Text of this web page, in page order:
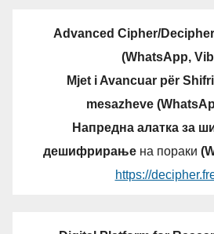
Advanced Cipher/
(WhatsApp,
Mjet i Avancuar për
mesazheve
Напредна алатка за
дешифрирањена пораки
https://